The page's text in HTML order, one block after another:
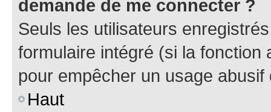
demande de me connecter ?
Seuls les utilisateurs
formulaire intégré (si la fonction
pour empêcher un usage
Haut